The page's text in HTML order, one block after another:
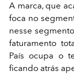
A marca, que
foca no
nesse
faturamento
País ocupa o
ficando atrás